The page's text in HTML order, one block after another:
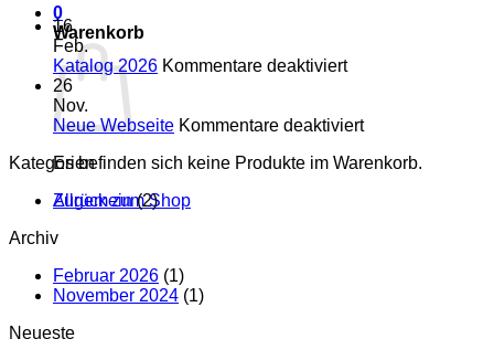
0
Warenkorb
Es befinden sich keine Produkte im Warenkorb.
Zurück zum Shop
16
Feb.
Katalog 2026 Kommentare deaktiviertfür
26
Nov.
Neue Webseite Kommentare deaktiviertfür
Webseite
Kategorien
Allgemein(2)
Archiv
Februar 2026 (1)
November 2024 (1)
Neueste